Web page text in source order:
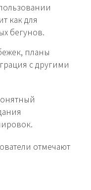
как для
бегунов.
планы
с другими
отмечают